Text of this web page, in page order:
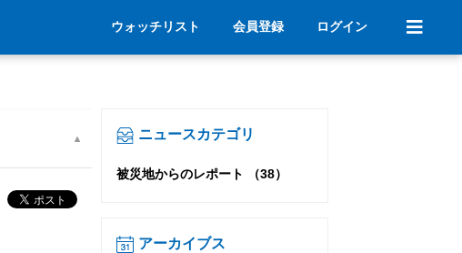
ウォッチリスト 会員登録 ログイン
ニュースカテゴリ
被災地からのレポート （38）
アーカイブス